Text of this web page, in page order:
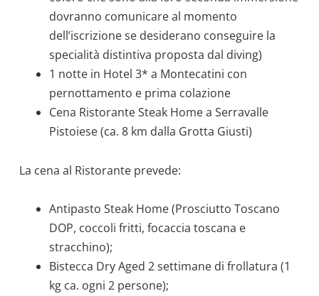
dovranno comunicare al momento
dell’iscrizione se desiderano conseguire la
specialità distintiva proposta dal diving)
1 notte in Hotel 3* a Montecatini con
pernottamento e prima colazione
Cena Ristorante Steak Home a Serravalle
Pistoiese (ca. 8 km dalla Grotta Giusti)
La cena al Ristorante prevede:
Antipasto Steak Home (Prosciutto Toscano
DOP, coccoli fritti, focaccia toscana e
stracchino);
Bistecca Dry Aged 2 settimane di frollatura (1
kg ca. ogni 2 persone);